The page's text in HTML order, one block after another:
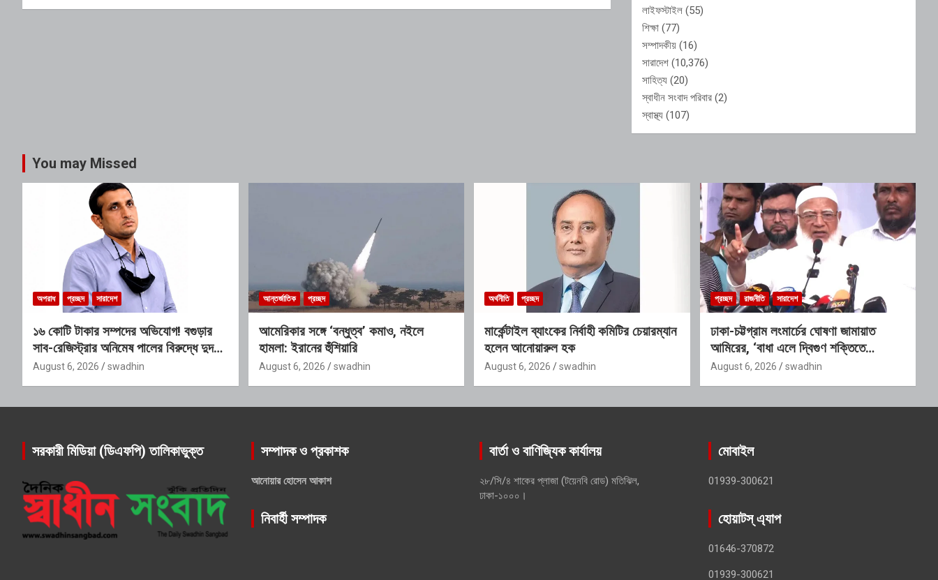
লাইফস্টাইল (55)
শিক্ষা (77)
সম্পাদকীয় (16)
সারাদেশ (10,376)
সাহিত্য (20)
স্বাধীন সংবাদ পরিবার (2)
স্বাস্থ্য (107)
You may Missed
অপরাধ প্রচ্ছদ সারাদেশ
১৬ কোটি টাকার সম্পদের অভিযোগ! বগুড়ার
সাব-রেজিস্ট্রার অনিমেষ পালের বিরুদ্ধে দুদকে
লিখিত অভিযোগ
August 6, 2026 swadhin
আন্তর্জাতিক প্রচ্ছদ
আমেরিকার সঙ্গে ‘বন্ধুত্ব’ কমাও, নইলে
হামলা: ইরানের হুঁশিয়ারি
August 6, 2026 swadhin
অর্থনীতি প্রচ্ছদ
মার্কেন্টাইল ব্যাংকের নির্বাহী কমিটির চেয়ারম্যান
হলেন আনোয়ারুল হক
August 6, 2026 swadhin
প্রচ্ছদ রাজনীতি সারাদেশ
ঢাকা-চট্টগ্রাম লংমার্চের ঘোষণা জামায়াত
আমিরের, ‘বাধা এলে দ্বিগুণ শক্তিতে
এগোবো’
August 6, 2026 swadhin
সরকারী মিডিয়া (ডিএফপি) তালিকাভুক্ত সম্পাদক ও প্রকাশক
আনোয়ার হোসেন আকাশ
নিবার্হী সম্পাদক
বার্তা ও বাণিজ্যিক কার্যালয়
২৮/সি/৪ শাকের প্লাজা (টয়েনবি রোড) মতিঝিল,
ঢাকা-১০০০।
মোবাইল
01939-300621
হোয়াটস্ এ্যাপ
01646-370872
01939-300621